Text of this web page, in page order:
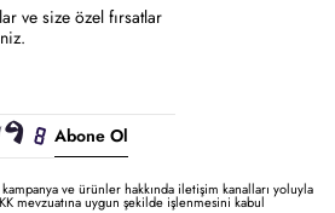
ve size özel fırsatlar
Abone Ol
ve ürünler hakkında iletişim kanalları yoluyla
mevzuatına uygun şekilde işlenmesini kabul